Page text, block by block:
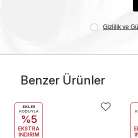
Benzer Ürünler
EKLE5
KODUYLA
%5
EKSTRA
İNDİRİM